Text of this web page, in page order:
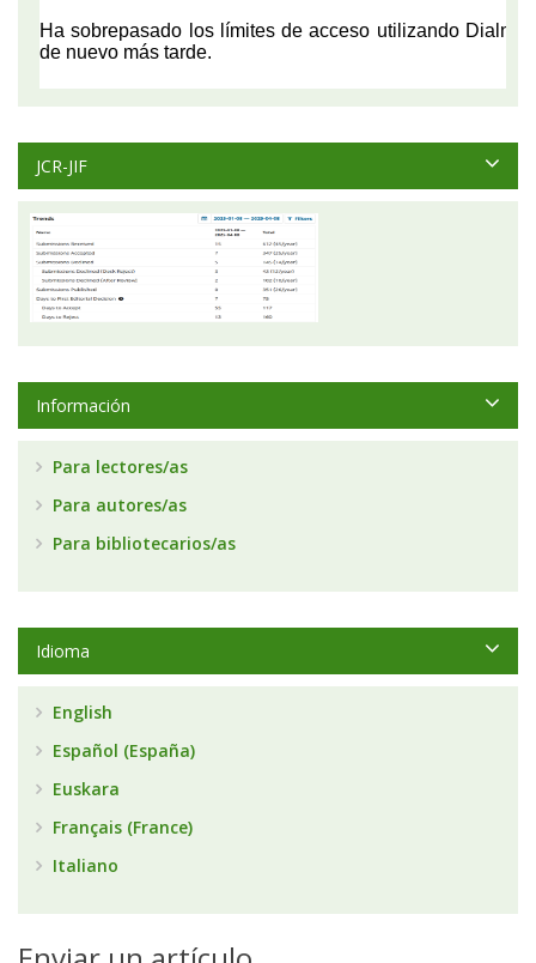
JCR-JIF
Información
Para lectores/as
Para autores/as
Para bibliotecarios/as
Idioma
English
Español (España)
Euskara
Français (France)
Italiano